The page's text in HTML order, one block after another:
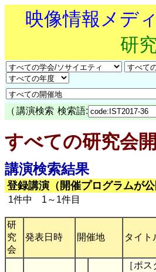
映像情報メデ
研
（ 講演検索 検索語:
すべての研究会
講演検索結果
登録講演（開催プログラムが公
1件中 1～1件目
研
究
会
発表日時 開催地 タイト
［ポ